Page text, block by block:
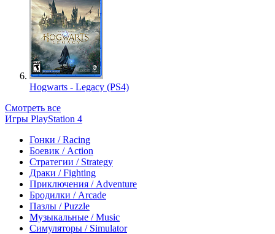
Hogwarts - Legacy (PS4)
Смотреть все
Игры PlayStation 4
Гонки / Racing
Боевик / Action
Стратегии / Strategy
Драки / Fighting
Приключения / Adventure
Бродилки / Arcade
Пазлы / Puzzle
Музыкальные / Music
Симуляторы / Simulator